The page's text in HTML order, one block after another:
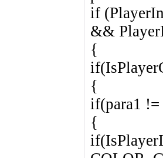
if
&&
{
{
if(para1
{